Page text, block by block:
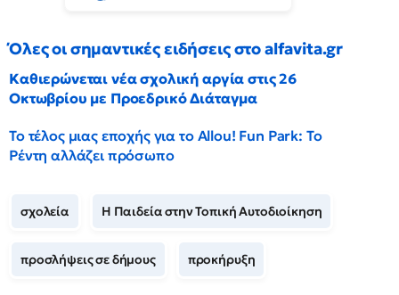
Όλες οι σημαντικές ειδήσεις στο alfavita.gr
Καθιερώνεται νέα σχολική αργία στις 26
Οκτωβρίου με Προεδρικό Διάταγμα
Το τέλος μιας εποχής για το Allou! Fun Park: Το
Ρέντη αλλάζει πρόσωπο
σχολεία Η Παιδεία στην Τοπική Αυτοδιοίκηση
προσλήψεις σε δήμους προκήρυξη